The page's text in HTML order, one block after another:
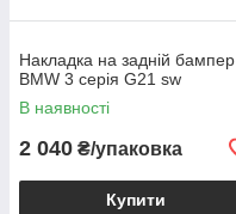
Накладка на задній бампер
BMW 3 серія G21 sw
В наявності
2 040 ₴/упаковка
Купити